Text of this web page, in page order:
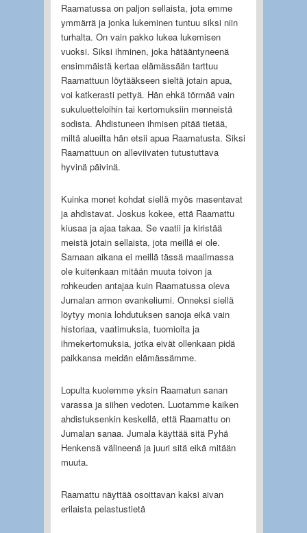
Raamatussa on paljon sellaista, jota emme
ymmärrä ja jonka lukeminen tuntuu siksi niin
turhalta. On vain pakko lukea lukemisen
vuoksi. Siksi ihminen, joka hätääntyneenä
ensimmäistä kertaa elämässään tarttuu
Raamattuun löytääkseen sieltä jotain apua,
voi katkerasti pettyä. Hän ehkä törmää vain
sukuluetteloihin tai kertomuksiin menneistä
sodista. Ahdistuneen ihmisen pitää tietää,
miltä alueilta hän etsii apua Raamatusta. Siksi
Raamattuun on alleviivaten tutustuttava
hyvinä päivinä.
Kuinka monet kohdat siellä myös masentavat
ja ahdistavat. Joskus kokee, että Raamattu
kiusaa ja ajaa takaa. Se vaatii ja kiristää
meistä jotain sellaista, jota meillä ei ole.
Samaan aikana ei meillä tässä maailmassa
ole kuitenkaan mitään muuta toivon ja
rohkeuden antajaa kuin Raamatussa oleva
Jumalan armon evankeliumi. Onneksi siellä
löytyy monia lohdutuksen sanoja eikä vain
historiaa, vaatimuksia, tuomioita ja
ihmekertomuksia, jotka eivät ollenkaan pidä
paikkansa meidän elämässämme.
Lopulta kuolemme yksin Raamatun sanan
varassa ja siihen vedoten. Luotamme kaiken
ahdistuksenkin keskellä, että Raamattu on
Jumalan sanaa. Jumala käyttää sitä Pyhä
Henkensä välineenä ja juuri sitä eikä mitään
muuta.
Raamattu näyttää osoittavan kaksi aivan
erilaista pelastustietä